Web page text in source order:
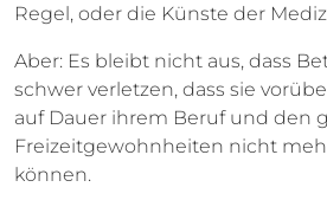
Regel, oder die Künste der
Aber: Es bleibt nicht aus, dass
schwer verletzen, dass sie
auf Dauer ihrem Beruf und den
Freizeitgewohnheiten nicht
können.